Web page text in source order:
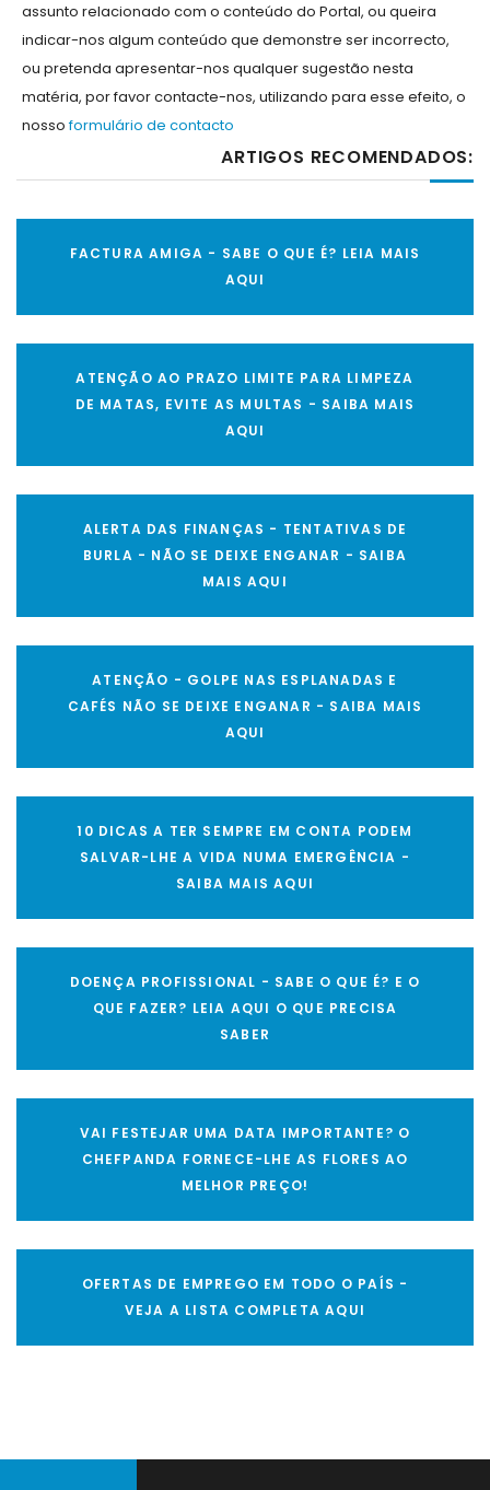
assunto relacionado com o conteúdo do Portal, ou queira
indicar-nos algum conteúdo que demonstre ser incorrecto,
ou pretenda apresentar-nos qualquer sugestão nesta
matéria, por favor contacte-nos, utilizando para esse efeito, o
nossoformulário de contacto
ARTIGOS RECOMENDADOS:
FACTURA AMIGA - SABE O QUE É? LEIA MAIS
AQUI
ATENÇÃO AO PRAZO LIMITE PARA LIMPEZA
DE MATAS, EVITE AS MULTAS - SAIBA MAIS
AQUI
ALERTA DAS FINANÇAS - TENTATIVAS DE
BURLA - NÃO SE DEIXE ENGANAR - SAIBA
MAIS AQUI
ATENÇÃO - GOLPE NAS ESPLANADAS E
CAFÉS NÃO SE DEIXE ENGANAR - SAIBA MAIS
AQUI
10 DICAS A TER SEMPRE EM CONTA PODEM
SALVAR-LHE A VIDA NUMA EMERGÊNCIA -
SAIBA MAIS AQUI
DOENÇA PROFISSIONAL - SABE O QUE É? E O
QUE FAZER? LEIA AQUI O QUE PRECISA
SABER
VAI FESTEJAR UMA DATA IMPORTANTE? O
CHEFPANDA FORNECE-LHE AS FLORES AO
MELHOR PREÇO!
OFERTAS DE EMPREGO EM TODO O PAÍS -
VEJA A LISTA COMPLETA AQUI